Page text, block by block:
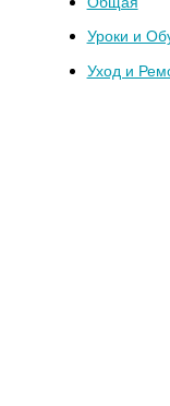
Уроки и
Уход и